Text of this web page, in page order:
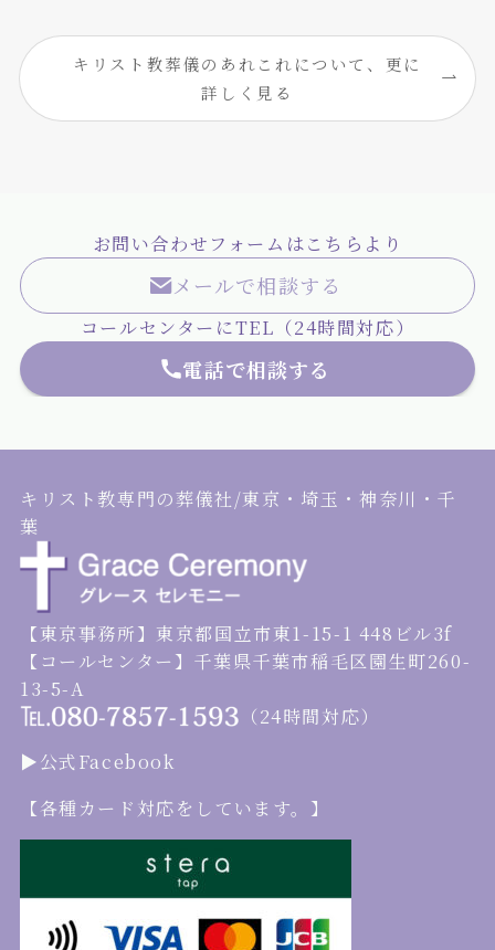
キリスト教葬儀のあれこれについて、更に
詳しく見る
お問い合わせフォームはこちらより
メールで相談する
コールセンターにTEL（24時間対応）
電話で相談する
キリスト教専門の葬儀社/東京・埼玉・神奈川・千
葉
【東京事務所】東京都国立市東1-15-1 448ビル3f
【コールセンター】千葉県千葉市稲毛区園生町260-
13-5-A
（24時間対応）
▶︎公式Facebook
【各種カード対応をしています。】